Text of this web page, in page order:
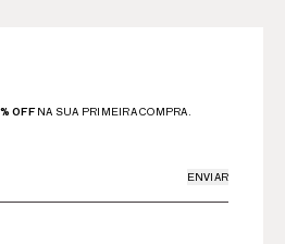
OFFNA SUA PRIMEIRA COMPRA.
ENVIAR